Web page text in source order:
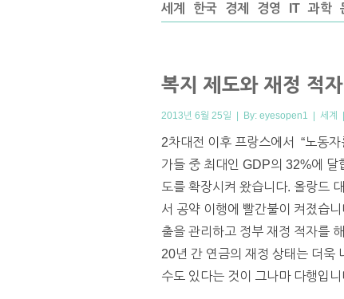
세계 한국 경제 경영 IT 과학
복지 제도와 재정 적
2013년 6월 25일 | By: eyesopen1 | 세계 |
2차대전 이후 프랑스에서 “노동
가들 중 최대인 GDP의 32%에 달
도를 확장시켜 왔습니다. 올랑드
서 공약 이행에 빨간불이 켜졌습
출을 관리하고 정부 재정 적자를
20년 간 연금의 재정 상태는 더욱
수도 있다는 것이 그나마 다행입니